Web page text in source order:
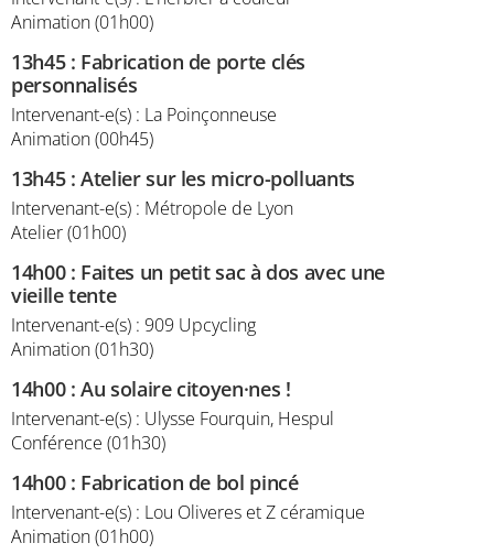
Animation (01h00)
13h45: Fabrication de porte clés
personnalisés
Intervenant-e(s) : La Poinçonneuse
Animation (00h45)
13h45:Atelier sur les micro-polluants
Intervenant-e(s) : Métropole de Lyon
Atelier (01h00)
14h00: Faites un petit sac à dos avec une
vieille tente
Intervenant-e(s) : 909 Upcycling
Animation (01h30)
14h00:Au solaire citoyen·nes !
Intervenant-e(s) : Ulysse Fourquin, Hespul
Conférence (01h30)
14h00: Fabrication de bol pincé
Intervenant-e(s) : Lou Oliveres et Z céramique
Animation (01h00)